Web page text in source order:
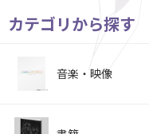
カテゴリから探す
音楽・映像